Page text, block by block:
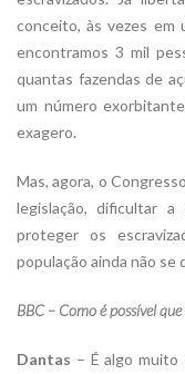
conceito, às vezes em
encontramos 3 mil
quantas fazendas de
um número
exagero.
Mas, agora, o
legislação, dificultar
proteger os
população ainda não se
BBC – Como é possível
Dantas – É algo muito